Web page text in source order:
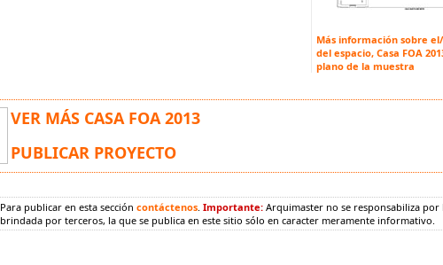
Más información sobre
del espacio, Casa FOA
plano de la muestra
VER MÁS CASA FOA 2013
PUBLICAR PROYECTO
Para publicar en esta sección contáctenos. Importante: Arquimaster no se responsabiliza
brindada por terceros, la que se publica en este sitio sólo en caracter meramente informativo.